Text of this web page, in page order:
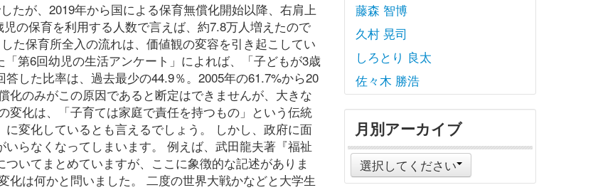
たが、2019年から国による保育無償化開始以降、右肩上
の保育を利用する人数で言えば、約7.8万人増えたので
保育所全入の流れは、価値観の変容を引き起こしてい
第6回幼児の生活アンケート」によれば、「子どもが3歳
した比率は、過去最少の44.9％。2005年の61.7%から20
のみがこの原因であると断定はできませんが、大きな
化は、「子育ては家庭で責任を持つもの」という伝統
変化しているとも言えるでしょう。 しかし、政府に面
らなくなってしまいます。 例えば、武田龍夫著『福祉
いてまとめていますが、ここに象徴的な記述がありま
は何かと問いました。 二度の世界大戦かなどと大学生
藤森 智博
久村 晃司
しろとり 良太
佐々木 勝浩
月別アーカイブ
選択してください